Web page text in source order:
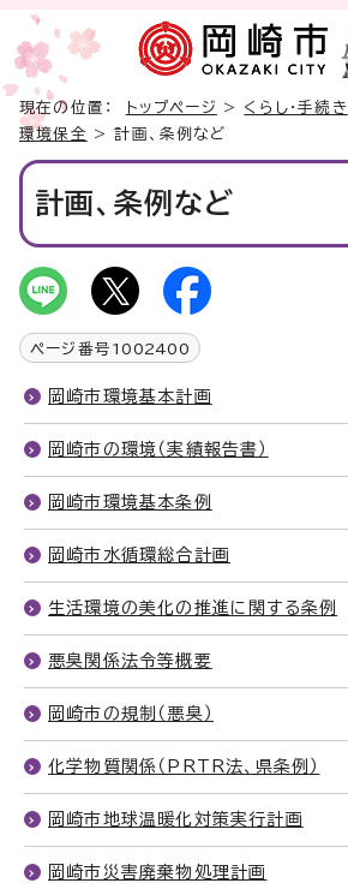
現在の位置： トップページ > くらし・手続き
環境保全
> 計画、条例など
計画、条例など
ページ番号 1002400
岡崎市環境基本計画
岡崎市の環境（実績報告書）
岡崎市環境基本条例
岡崎市水循環総合計画
生活環境の美化の推進に関する条例
悪臭関係法令等概要
岡崎市の規制（悪臭）
化学物質関係（PRTR法、県条例）
岡崎市地球温暖化対策実行計画
岡崎市災害廃棄物処理計画